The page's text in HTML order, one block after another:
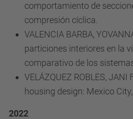
comportamiento de
compresión cíclica.
VALENCIA BARBA,
particiones interiores en la
comparativo de los
VELÁZQUEZ ROBLES,
housing design: Mexico
2022